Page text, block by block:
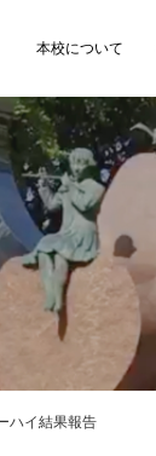
本校について
ハイ結果報告